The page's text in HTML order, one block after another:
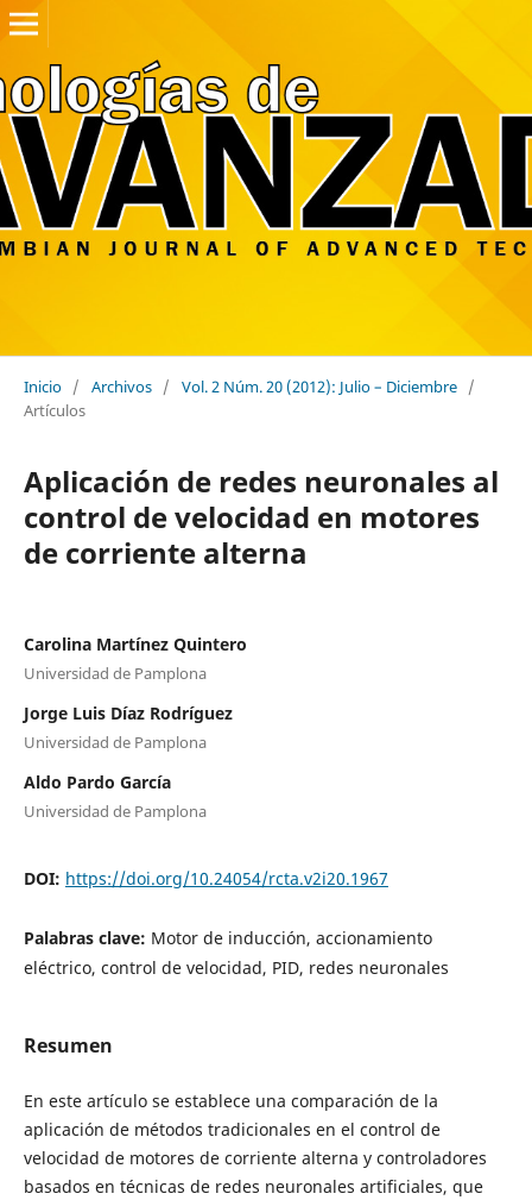
Inicio / Archivos / Vol. 2 Núm. 20 (2012): Julio – Diciembre /
Artículos
Aplicación de redes neuronales al
control de velocidad en motores
de corriente alterna
Carolina Martínez Quintero
Universidad de Pamplona
Jorge Luis Díaz Rodríguez
Universidad de Pamplona
Aldo Pardo García
Universidad de Pamplona
DOI: https://doi.org/10.24054/rcta.v2i20.1967
Palabras clave: Motor de inducción, accionamiento
eléctrico, control de velocidad, PID, redes neuronales
Resumen
En este artículo se establece una comparación de la
aplicación de métodos tradicionales en el control de
velocidad de motores de corriente alterna y controladores
basados en técnicas de redes neuronales artificiales, que